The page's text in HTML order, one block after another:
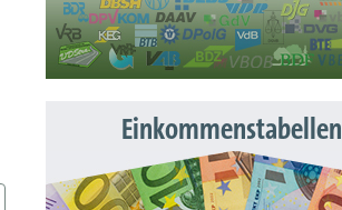
Einkommenstabellen